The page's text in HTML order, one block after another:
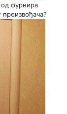
фурнира
произвођача?